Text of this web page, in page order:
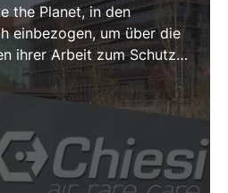
the Planet, in den
einbezogen, um über die
ihrer Arbeit zum Schutz
Protagonisten des
der biologischen Vielfalt